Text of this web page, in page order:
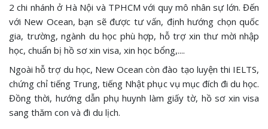
2 chi nhánh ở Hà Nội và TPHCM với quy mô nhân sự lớn. Đến
với New Ocean, bạn sẽ được tư vấn, định hướng chọn quốc
gia, trường, ngành du học phù hợp, hỗ trợ xin thư mời nhập
học, chuẩn bị hồ sơ xin visa, xin học bổng,....
Ngoài hỗ trợ du học, New Ocean còn đào tạo luyện thi IELTS,
chứng chỉ tiếng Trung, tiếng Nhật phục vụ mục đích đi du học.
Đồng thời, hướng dẫn phụ huynh làm giấy tờ, hồ sơ xin visa
sang thăm con và đi du lịch.